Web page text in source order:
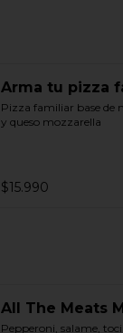
Arma tu pizza
Pizza familiar base de
y queso mozzarella
$15.990
All The Meats
Pepperoni, salame,